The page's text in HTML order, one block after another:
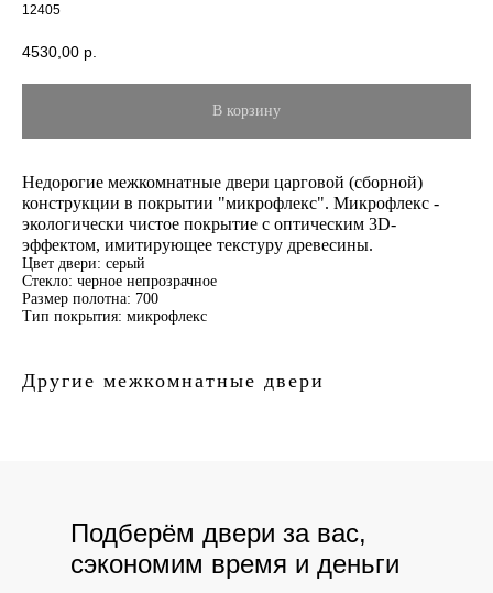
12405
4530,00 р.
В корзину
Недорогие межкомнатные двери царговой (сборной)
конструкции в покрытии "микрофлекс". Микрофлекс -
экологически чистое покрытие с оптическим 3D-
эффектом, имитирующее текстуру древесины.
Цвет двери: серый
Стекло: черное непрозрачное
Размер полотна: 700
Тип покрытия: микрофлекс
Другие межкомнатные двери
Подберём двери за вас,
сэкономим время и деньги